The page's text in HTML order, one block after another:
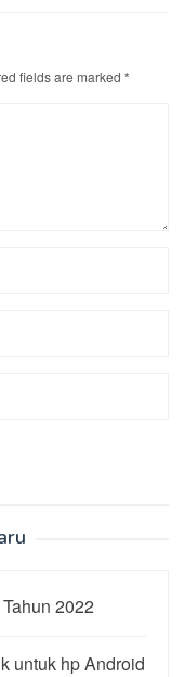
fields are marked *
2022
untuk hp Android